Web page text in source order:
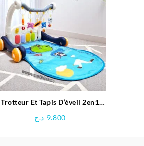
Trotteur Et Tapis D’éveil 2en1
9.800 د.ج